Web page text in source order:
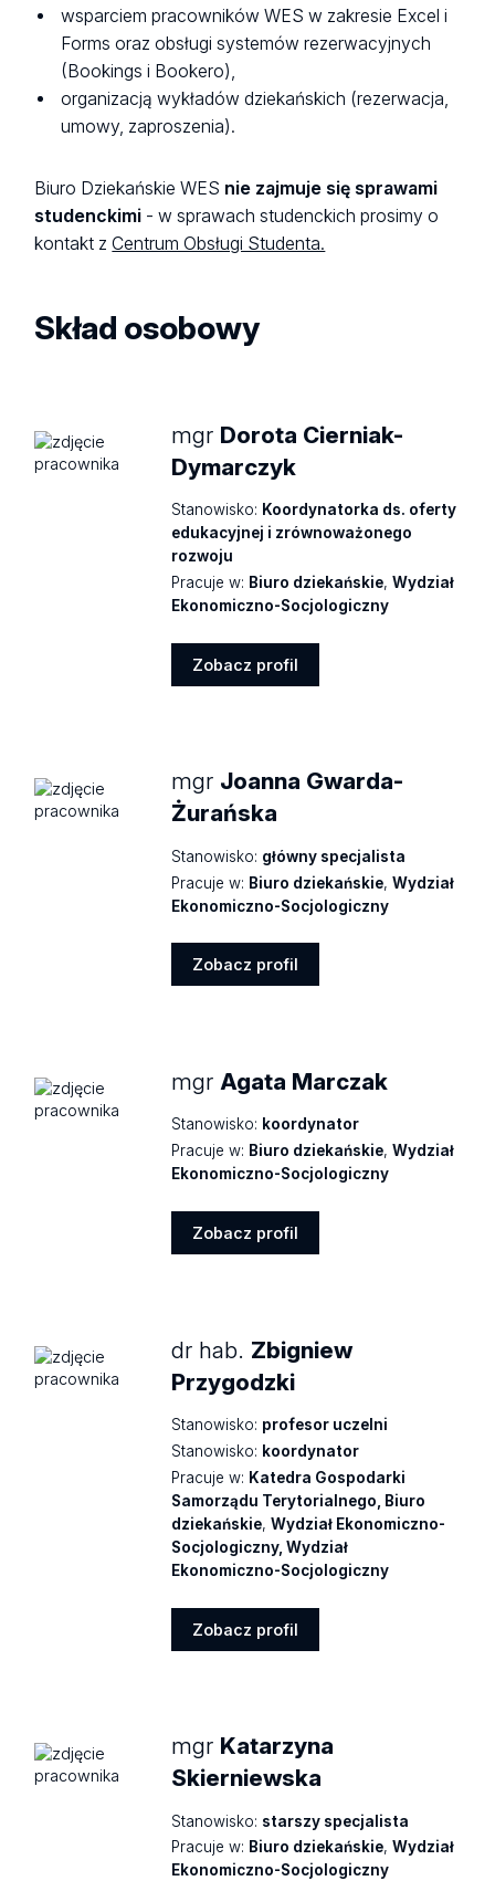
wsparciem pracowników WES w zakresie Excel i
Forms oraz obsługi systemów rezerwacyjnych
(Bookings i Bookero),
organizacją wykładów dziekańskich (rezerwacja,
umowy, zaproszenia).
Biuro Dziekańskie WES nie zajmuje się sprawami
studenckimi - w sprawach studenckich prosimy o
kontakt zCentrum Obsługi Studenta.
Skład osobowy
mgr Dorota Cierniak-
Dymarczyk
Stanowisko: Koordynatorka ds. oferty
edukacyjnej i zrównoważonego
rozwoju
Pracuje w: Biuro dziekańskie,Wydział
Ekonomiczno-Socjologiczny
Zobacz profil
mgr Joanna Gwarda-
Żurańska
Stanowisko: główny specjalista
Pracuje w: Biuro dziekańskie,Wydział
Ekonomiczno-Socjologiczny
Zobacz profil
mgrAgata Marczak
Stanowisko: koordynator
Pracuje w: Biuro dziekańskie,Wydział
Ekonomiczno-Socjologiczny
Zobacz profil
dr hab. Zbigniew
Przygodzki
Stanowisko: profesor uczelni
Stanowisko: koordynator
Pracuje w: Katedra Gospodarki
Samorządu Terytorialnego, Biuro
dziekańskie,Wydział Ekonomiczno-
Socjologiczny, Wydział
Ekonomiczno-Socjologiczny
Zobacz profil
mgr Katarzyna
Skierniewska
Stanowisko: starszy specjalista
Pracuje w: Biuro dziekańskie,Wydział
Ekonomiczno-Socjologiczny